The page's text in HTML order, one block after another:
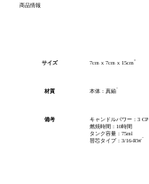
商品情報
サイズ 7cm x 7cm x 15cm
材質 本体：真鍮
備考
キャンドルパワー：3 CP
燃焼時間：10時間
タンク容量：75ml
替芯タイプ：3/16-RW